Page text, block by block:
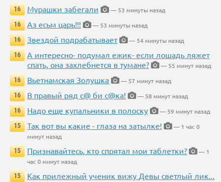
16 Мурашки забегали
— 53 минуты назад
16
Аз есьм царь!!!
— 53 минуты назад
16
Звездой подрабатывает
— 54 минуты назад
16
А интересно- подумал ежик- если лошадь ляжет
спать, она захлебнется в тумане?
— 55 минут назад
16
Вьетнамская Золушка
— 57 минут назад
16
В правый ряд с@ би с@ка!
— 58 минут назад
16
Надо еще купальники в полоску
— 59 минут назад
15
Так вот вы какие - глаза на затылке!
— 1 час 0
минут назад
15
Признавайтесь, кто спрятал мои таблетки?
— 1
час 0 минут назад
15
Как прилежный ученик вижу Девы светлый лик...